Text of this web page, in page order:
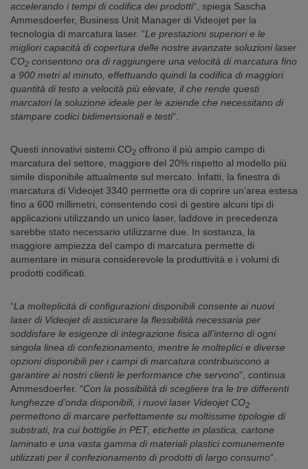
accelerando i tempi di codifica dei prodotti“, spiega Sascha
Ammesdoerfer, Business Unit Manager di Videojet per la
tecnologia di marcatura laser. “Le prestazioni superiori e le
migliori capacità di copertura delle nostre avanzate soluzioni laser
CO2 consentono ora di raggiungere una velocità di marcatura fino
a 900 metri al minuto, effettuando quindi la codifica di maggiori
quantità di testo a velocità più elevate, il che rende questi
marcatori la soluzione ideale per le aziende che necessitano di
stampare codici bidimensionali e testi“.
Questi innovativi sistemi CO2 offrono il più ampio campo di
marcatura del settore, maggiore del 20% rispetto al modello più
simile disponibile attualmente sul mercato. Infatti, la finestra di
marcatura di Videojet 3340 permette ora di coprire un’area estesa
fino a 600 millimetri, consentendo così di gestire alcuni tipi di
applicazioni utilizzando un unico laser, laddove in precedenza
sarebbe stato necessario utilizzarne due. In sostanza, la
maggiore ampiezza del campo di marcatura permette di
aumentare in misura considerevole la produttività e i volumi di
prodotti codificati.
“La molteplicità di configurazioni disponibili consente ai nuovi
laser di Videojet di assicurare la flessibilità necessaria per
soddisfare le esigenze di integrazione fisica all’interno di ogni
singola linea di confezionamento, mentre le molteplici e diverse
opzioni disponibili per i campi di marcatura contribuiscono a
garantire ai nostri clienti le performance che servono“, continua
Ammesdoerfer. “Con la possibilità di scegliere tra le tre differenti
lunghezze d’onda disponibili, i nuovi laser Videojet CO2
permettono di marcare perfettamente su moltissime tipologie di
substrati, tra cui bottiglie in PET, etichette in plastica, cartone
laminato e una vasta gamma di materiali plastici comunemente
utilizzati per il confezionamento di prodotti di largo consumo“.